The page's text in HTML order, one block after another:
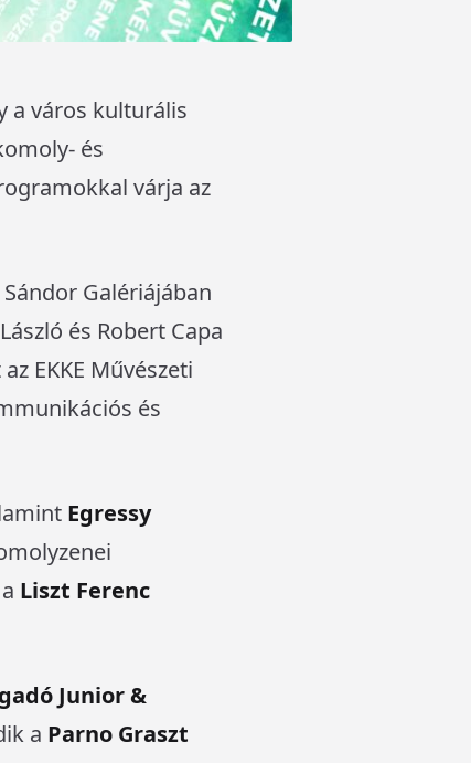
a város kulturális
és
várja az
Galériájában
és Robert Capa
EKKE Művészeti
és
Egressy
Liszt Ferenc
Junior &
a Parno Graszt